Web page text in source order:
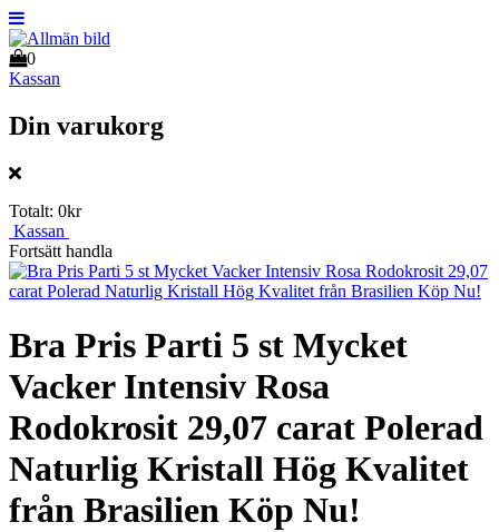
0
Kassan
Din varukorg
Totalt: 0kr
Kassan
Fortsätt handla
Bra Pris Parti 5 st Mycket
Vacker Intensiv Rosa
Rodokrosit 29,07 carat Polerad
Naturlig Kristall Hög Kvalitet
från Brasilien Köp Nu!